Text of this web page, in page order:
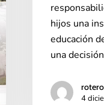
hijos una
educación
una
rotero
4